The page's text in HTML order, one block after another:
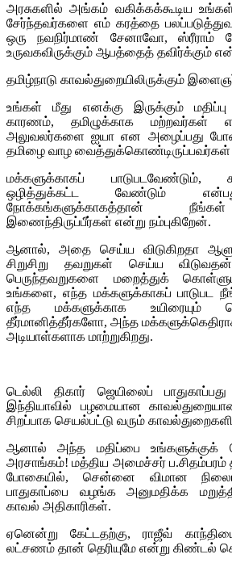
அரசுகளில் அங்கம் வகிக்கக்கூடிய
சேர்ந்தவர்களை எம் கரத்தை
ஒரு நவநிர்மாண் சேனாவோ, ஸ்ரீராம்
உருவகவிருக்கும் ஆபத்தைத் தவிர்க்கும்
தமிழ்நாடு காவல்துறையிலிருக்கும்
உங்கள் மீது எனக்கு இருக்கும்
காரணம், தமிழுக்காக மற்றவர்கள்
அலுவலர்களை ஐயா என அழைப்பது
தமிழை வாழ
மக்களுக்காகப் பாடுபடவேண்டும்,
ஒழித்துக்கட்ட வேண்டும்
நோக்கங்களுக்காகத்தான்
இணைந்திருப்பீர்கள் என்று நம்புகிறேன்.
ஆனால், அதை செய்ய விடுகிறதா
சிறுசிறு தவறுகள் செய்ய
பெருந்தவறுகளை மறைத்துக்
உங்களை, எந்த மக்களுக்காகப் பாடுபட
எந்த மக்களுக்காக உயிரையும்
தீர்மானித்தீர்களோ, அந்த
அடியாள்களாக மாற்றுகிறது.
டெல்லி திகார் ஜெயிலைப்
இந்தியாவில் பழமையான
சிறப்பாக செயல்பட்டு வரும்
ஆனால் அந்த மதிப்பை உங்களுக்குக்
அரசாங்கம்! மத்திய அமைச்சர் ப.சிதம்பரம்
போகையில், சென்னை விமான
பாதுகாப்பை வழங்க அனுமதிக்க
காவல் அதிகாரிகள்.
ஏனென்று கேட்டதற்கு, ராஜீவ்
லட்சணம் தான் தெரியுமே என்று கிண்டல்